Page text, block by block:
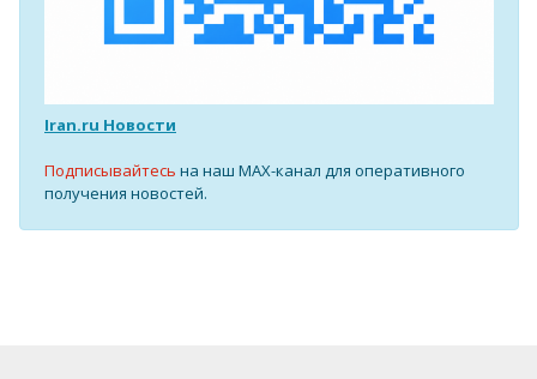
Iran.ru Новости
Подписывайтесь на наш MAX-канал для оперативного
получения новостей.